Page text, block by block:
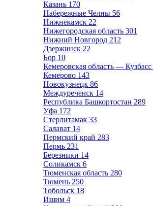
Казань 170
Набережные Челны 56
Нижнекамск 22
Нижегородская область 301
Нижний Новгород 212
Дзержинск 22
Бор 10
Кемеровская область — Кузбасс
Кемерово 143
Новокузнецк 86
Междуреченск 14
Республика Башкортостан 289
Уфа 172
Стерлитамак 33
Салават 14
Пермский край 283
Пермь 231
Березники 14
Соликамск 6
Тюменская область 280
Тюмень 250
Тобольск 18
Ишим 4